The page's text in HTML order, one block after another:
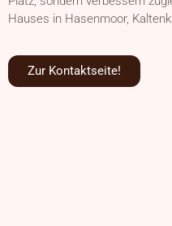
Hauses in Hasenmoor,
Zur Kontaktseite!